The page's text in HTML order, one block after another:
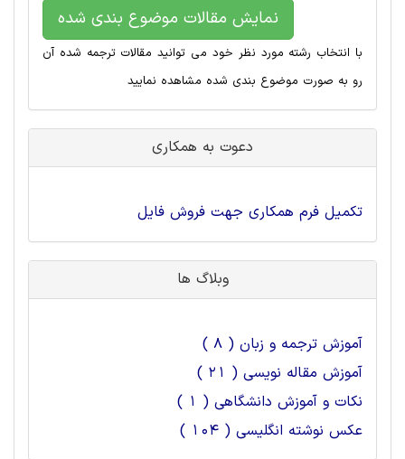
نمایش مقالات موضوع بندی شده
با انتخاب رشته مورد نظر خود می توانید مقالات ترجمه شده آن
رو به صورت موضوع بندی شده مشاهده نمایید
دعوت به همکاری
تکمیل فرم همکاری جهت فروش فایل
وبلاگ ها
آموزش ترجمه و زبان ( 8 )
آموزش مقاله نویسی ( 21 )
نکات و آموزش دانشگاهی ( 1 )
عکس نوشته انگلیسی ( 104 )